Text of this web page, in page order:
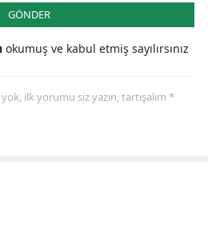
GÖNDER
okumuş ve kabul etmiş sayılırsınız
ilk yorumu siz yazın, tartışalım *